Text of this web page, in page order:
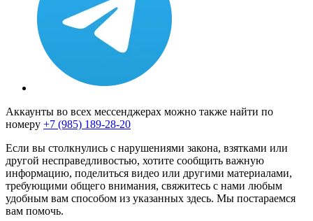
Аккаунты во всех мессенджерах можно также найти по
номеру +7 (985) 189-28-20
Если вы столкнулись с нарушениями закона, взятками или
другой несправедливостью, хотите сообщить важную
информацию, поделиться видео или другими материалами,
требующими общего внимания, свяжитесь с нами любым
удобным вам способом из указанных здесь. Мы постараемся
вам помочь.